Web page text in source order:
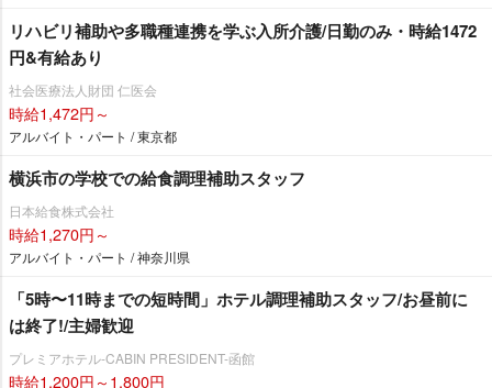
リハビリ補助や多職種連携を学ぶ入所介護/日勤のみ・時給1472
円&有給あり
社会医療法人財団 仁医会
時給1,472円～
アルバイト・パート / 東京都
横浜市の学校での給食調理補助スタッフ
日本給食株式会社
時給1,270円～
アルバイト・パート / 神奈川県
「5時〜11時までの短時間」ホテル調理補助スタッフ/お昼前に
は終了!/主婦歓迎
プレミアホテル-CABIN PRESIDENT-函館
時給1,200円～1,800円